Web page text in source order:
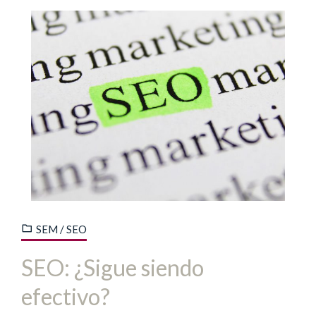
SEM / SEO
SEO: ¿Sigue siendo
efectivo?